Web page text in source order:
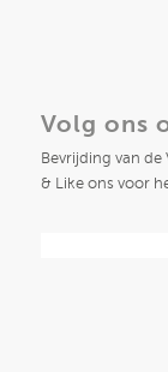
Volg ons
Bevrijding van
& Like ons voor